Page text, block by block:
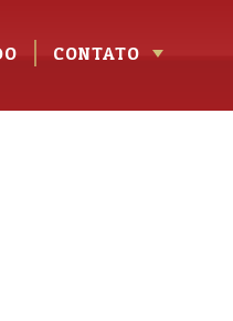
CONTATO